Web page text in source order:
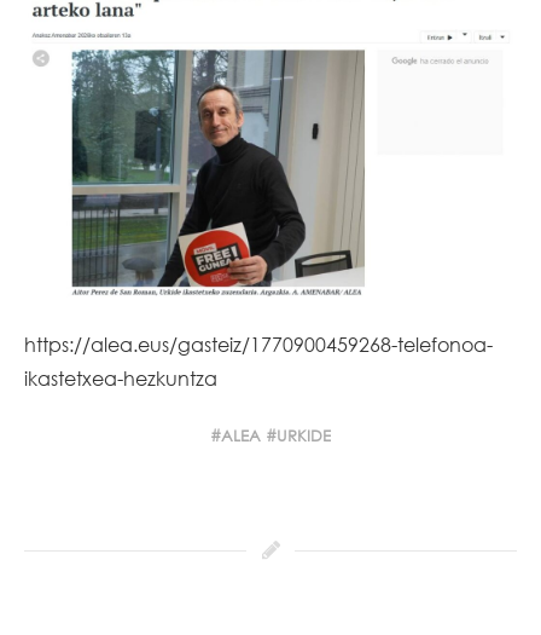
https://alea.eus/gasteiz/1770900459268-telefonoa-
ikastetxea-hezkuntza
ALEA URKIDE